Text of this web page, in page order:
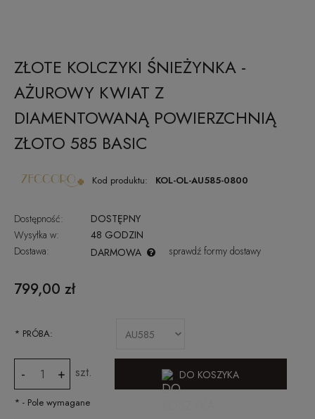
ZŁOTE KOLCZYKI ŚNIEŻYNKA -
AŻUROWY KWIAT Z
DIAMENTOWANĄ POWIERZCHNIĄ
ZŁOTO 585 BASIC
Kod produktu: KOL-OL-AU585-0800
Dostępność:
DOSTĘPNY
Wysyłka w:
48 GODZIN
Dostawa:
DARMOWA sprawdź formy dostawy
799,00 zł
* PRÓBA:
- + szt. DO KOSZYKA
* - Pole wymagane